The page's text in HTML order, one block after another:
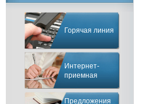
Горячая линия
Интернет-
приемная
Предложения